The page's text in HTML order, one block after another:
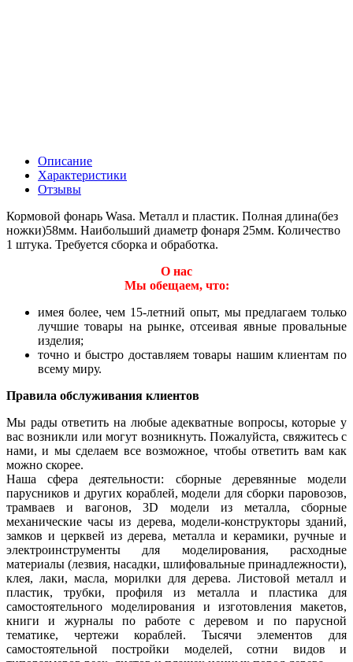
Описание
Характеристики
Отзывы
Кормовой фонарь Wasa. Металл и пластик. Полная длина(без
ножки)58мм. Наибольший диаметр фонаря 25мм. Количество
1 штука. Требуется сборка и обработка.
О нас
Мы обещаем, что:
имея более, чем 15-летний опыт, мы предлагаем только
лучшие товары на рынке, отсеивая явные провальные
изделия;
точно и быстро доставляем товары нашим клиентам по
всему миру.
Правила обслуживания клиентов
Мы рады ответить на любые адекватные вопросы, которые у
вас возникли или могут возникнуть. Пожалуйста, свяжитесь с
нами, и мы сделаем все возможное, чтобы ответить вам как
можно скорее.
Наша сфера деятельности: сборные деревянные модели
парусников и других кораблей, модели для сборки паровозов,
трамваев и вагонов, 3D модели из металла, сборные
механические часы из дерева, модели-конструкторы зданий,
замков и церквей из дерева, металла и керамики, ручные и
электроинструменты для моделирования, расходные
материалы (лезвия, насадки, шлифовальные принадлежности),
клея, лаки, масла, морилки для дерева. Листовой металл и
пластик, трубки, профиля из металла и пластика для
самостоятельного моделирования и изготовления макетов,
книги и журналы по работе с деревом и по парусной
тематике, чертежи кораблей. Тысячи элементов для
самостоятельной постройки моделей, сотни видов и